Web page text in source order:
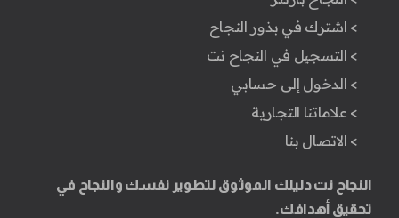
> اشترك في بذور النجاح
> التسجيل في النجاح نت
> الدخول إلى حسابي
> علاماتنا التجارية
> الاتصال بنا
النجاح نت دليلك الموثوق لتطوير نفسك والنجاح في
تحقيق أهدافك.